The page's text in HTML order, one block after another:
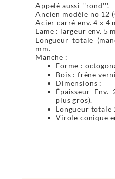
Appelé aussi ''rond'''.
Ancien modèle no 12
Acier carré env. 4 x 4
Lame : largeur env. 5
Longueur totale
mm.
Manche :
Forme :
Bois : frêne
Dimensions :
Épaisseur
plus gros).
Longueur totale
Virole conique